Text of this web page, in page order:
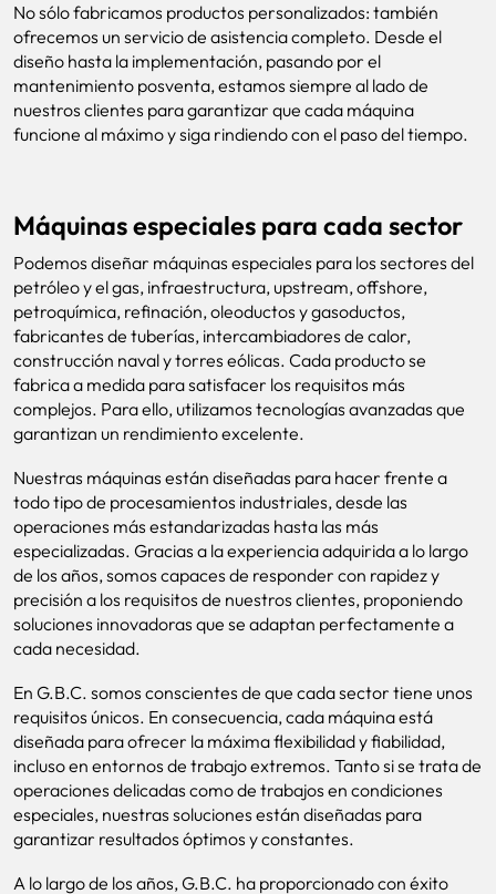
No sólo fabricamos productos personalizados: también
ofrecemos un servicio de asistencia completo. Desde el
diseño hasta la implementación, pasando por el
mantenimiento posventa, estamos siempre al lado de
nuestros clientes para garantizar que cada máquina
funcione al máximo y siga rindiendo con el paso del tiempo.
Máquinas especiales para cada sector
Podemos diseñar máquinas especiales para los sectores del
petróleo y el gas, infraestructura, upstream, offshore,
petroquímica, refinación, oleoductos y gasoductos,
fabricantes de tuberías, intercambiadores de calor,
construcción naval y torres eólicas. Cada producto se
fabrica a medida para satisfacer los requisitos más
complejos. Para ello, utilizamos tecnologías avanzadas que
garantizan un rendimiento excelente.
Nuestras máquinas están diseñadas para hacer frente a
todo tipo de procesamientos industriales, desde las
operaciones más estandarizadas hasta las más
especializadas. Gracias a la experiencia adquirida a lo largo
de los años, somos capaces de responder con rapidez y
precisión a los requisitos de nuestros clientes, proponiendo
soluciones innovadoras que se adaptan perfectamente a
cada necesidad.
En G.B.C. somos conscientes de que cada sector tiene unos
requisitos únicos. En consecuencia, cada máquina está
diseñada para ofrecer la máxima flexibilidad y fiabilidad,
incluso en entornos de trabajo extremos. Tanto si se trata de
operaciones delicadas como de trabajos en condiciones
especiales, nuestras soluciones están diseñadas para
garantizar resultados óptimos y constantes.
A lo largo de los años, G.B.C. ha proporcionado con éxito